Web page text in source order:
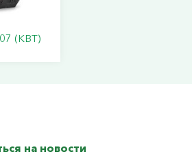
(КВТ)
на новости